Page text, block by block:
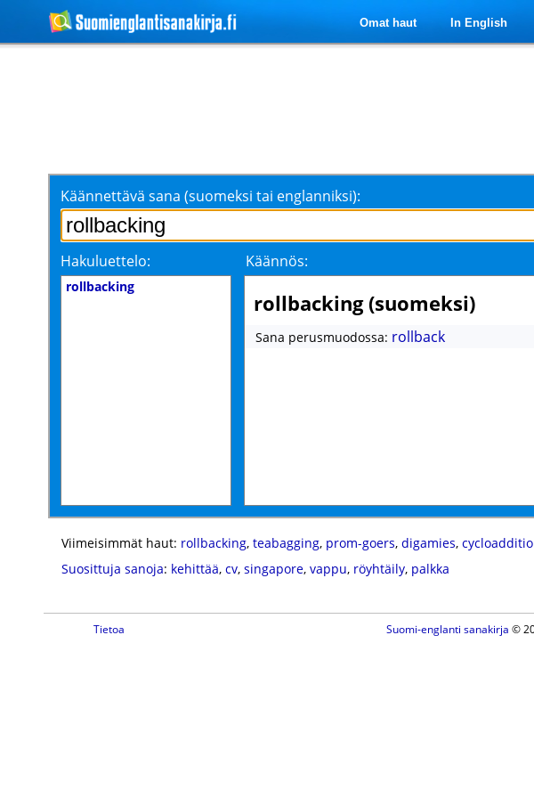
Omat haut In English
Käännettävä sana (suomeksi tai englanniksi):
Hakuluettelo: Käännös:
rollbacking
rollbacking (suomeksi)
Sana perusmuodossa: rollback
Viimeisimmät haut: rollbacking, teabagging, prom-goers, digamies,
Suosittuja sanoja: kehittää, cv, singapore, vappu, röyhtäily, palkka
Tietoa Suomi-englanti sanakirja ©